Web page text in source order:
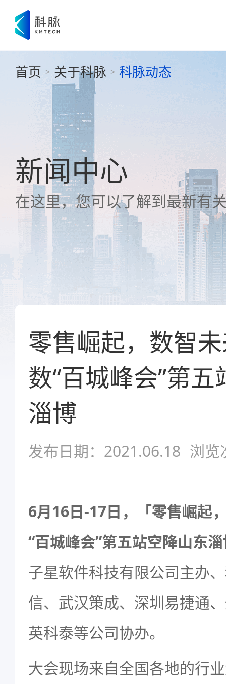
首页 > 关于科脉 > 科脉动态
新闻中心
在这里，您可以了解到最新有
零售崛起，数智
数“百城峰会”第
淄博
发布日期：2021.06.18 浏览
6月16日-17日，「零售崛起
“百城峰会”第五站空降山东
子星软件科技有限公司主办
信、武汉策成、深圳易捷通
英科泰等公司协办。
大会现场来自全国各地的行